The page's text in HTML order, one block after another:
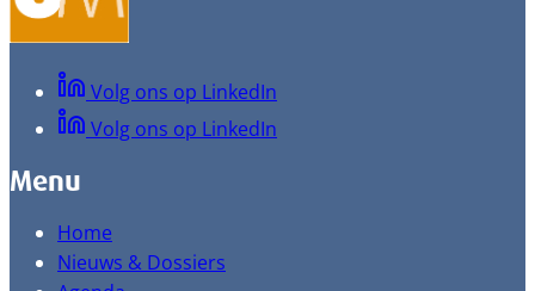
Volg ons op LinkedIn
Volg ons op LinkedIn
Menu
Home
Nieuws & Dossiers